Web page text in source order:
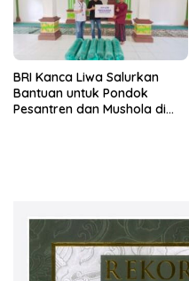
BRI Kanca Liwa Salurkan
Bantuan untuk Pondok
Pesantren dan Mushola di